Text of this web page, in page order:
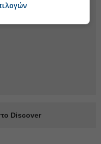
Discover